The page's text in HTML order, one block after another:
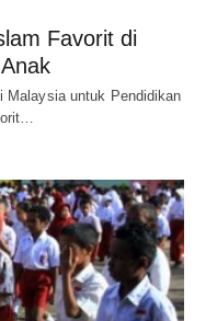
Favorit di
Malaysia untuk Pendidikan